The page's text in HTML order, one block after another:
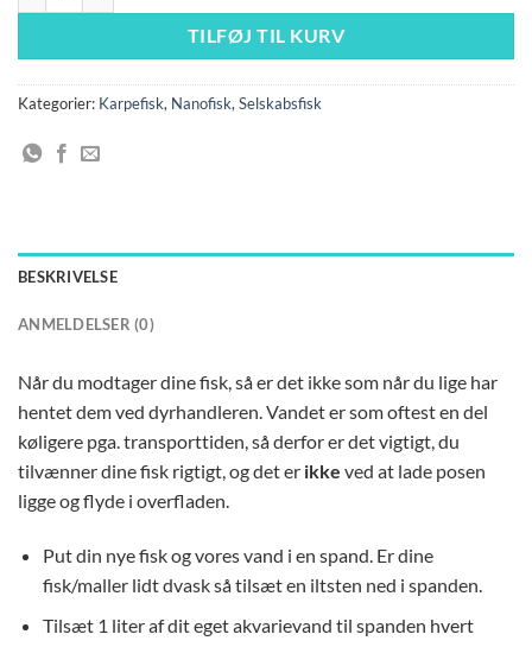
TILFØJ TIL KURV
Kategorier: Karpefisk, Nanofisk, Selskabsfisk
BESKRIVELSE
ANMELDELSER (0)
Når du modtager dine fisk, så er det ikke som når du lige har
hentet dem ved dyrhandleren. Vandet er som oftest en del
køligere pga. transporttiden, så derfor er det vigtigt, du
tilvænner dine fisk rigtigt, og det er ikke ved at lade posen
ligge og flyde i overfladen.
Put din nye fisk og vores vand i en spand. Er dine
fisk/maller lidt dvask så tilsæt en iltsten ned i spanden.
Tilsæt 1 liter af dit eget akvarievand til spanden hvert